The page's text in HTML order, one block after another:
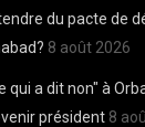
du pacte de
8 août 2026
qui a dit non" à
président 8